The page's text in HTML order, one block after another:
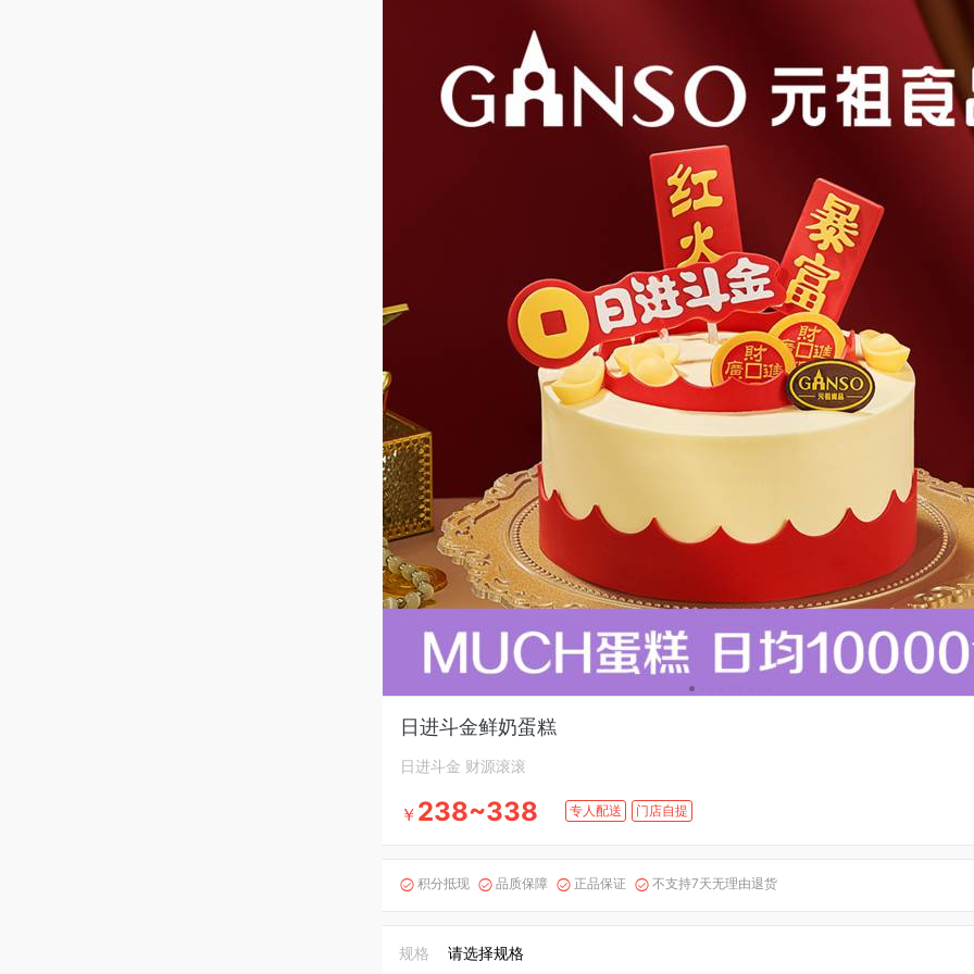
日进斗金鲜奶蛋糕
日进斗金 财源滚滚
￥ 238~338 专人配送 门店自提
 积分抵现  品质保障  正品保证  不支持7天无理由退货
规格 请选择规格